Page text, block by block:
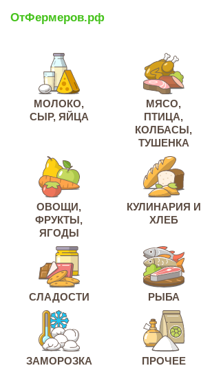
ОтФермеров.рф
МОЛОКО,
СЫР, ЯЙЦА
МЯСО,
ПТИЦА,
КОЛБАСЫ,
ТУШЕНКА
ОВОЩИ,
ФРУКТЫ,
ЯГОДЫ
КУЛИНАРИЯ И
ХЛЕБ
СЛАДОСТИ РЫБА
ЗАМОРОЗКА ПРОЧЕЕ